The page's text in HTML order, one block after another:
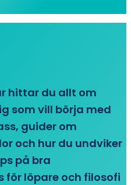
hittar du allt om
som vill börja med
guider om
och hur du undviker
på bra
för löpare och filosofi